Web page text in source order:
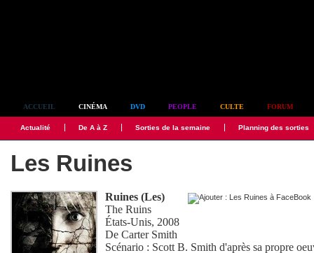
ACCUEIL CINÉMA DVD PEOPLE CULTE FORUM
Actualité De A à Z Sorties de la semaine Planning des sorties
Les Ruines
Ruines (Les)
The Ruins
États-Unis, 2008
DeCarter Smith
Scénario : Scott B. Smith d'après sa propre